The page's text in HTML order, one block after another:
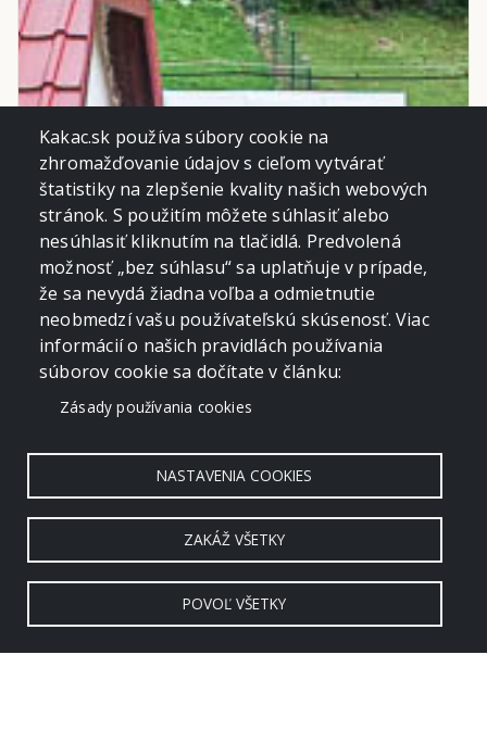
Kakac.sk používa súbory cookie na
zhromažďovanie údajov s cieľom vytvárať
štatistiky na zlepšenie kvality našich webových
stránok. S použitím môžete súhlasiť alebo
nesúhlasiť kliknutím na tlačidlá. Predvolená
možnosť „bez súhlasu“ sa uplatňuje v prípade,
že sa nevydá žiadna voľba a odmietnutie
neobmedzí vašu používateľskú skúsenosť. Viac
informácií o našich pravidlách používania
súborov cookie sa dočítate v článku:
Zásady používania cookies
NASTAVENIA COOKIES
ZAKÁŽ VŠETKY
POVOĽ VŠETKY